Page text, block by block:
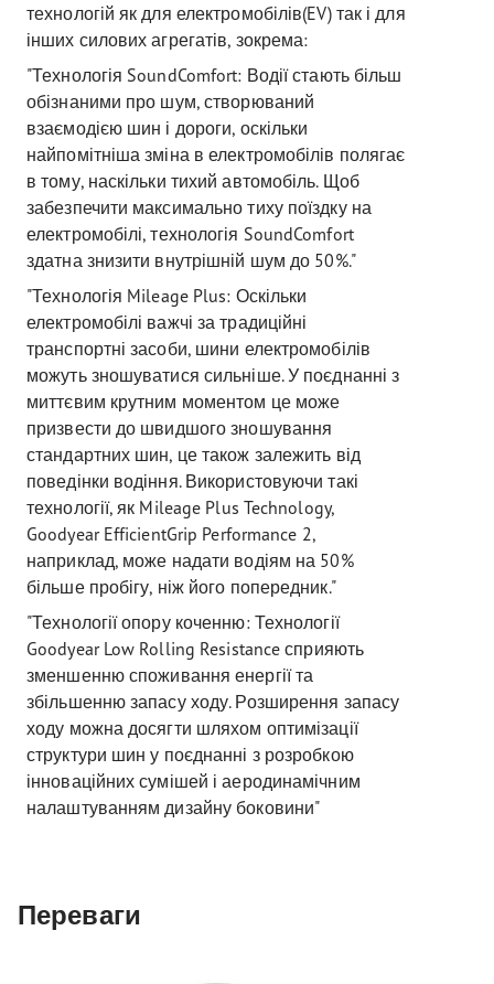
технологій як для електромобілів(EV) так і для
інших силових агрегатів, зокрема:
"Технологія SoundComfort: Водії стають більш
обізнаними про шум, створюваний
взаємодією шин і дороги, оскільки
найпомітніша зміна в електромобілів полягає
в тому, наскільки тихий автомобіль. Щоб
забезпечити максимально тиху поїздку на
електромобілі, технологія SoundComfort
здатна знизити внутрішній шум до 50%."
"Технологія Mileage Plus: Оскільки
електромобілі важчі за традиційні
транспортні засоби, шини електромобілів
можуть зношуватися сильніше. У поєднанні з
миттєвим крутним моментом це може
призвести до швидшого зношування
стандартних шин, це також залежить від
поведінки водіння. Використовуючи такі
технології, як Mileage Plus Technology,
Goodyear EfficientGrip Performance 2,
наприклад, може надати водіям на 50%
більше пробігу, ніж його попередник."
"Технології опору коченню: Технології
Goodyear Low Rolling Resistance сприяють
зменшенню споживання енергії та
збільшенню запасу ходу. Розширення запасу
ходу можна досягти шляхом оптимізації
структури шин у поєднанні з розробкою
інноваційних сумішей і аеродинамічним
налаштуванням дизайну боковини"
Переваги